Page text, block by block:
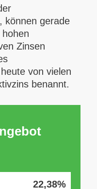
können gerade
Zinsen
von vielen
benannt.
22,38%